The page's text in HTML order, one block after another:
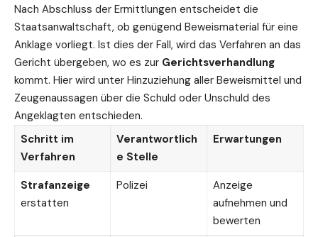
Nach Abschluss der Ermittlungen entscheidet die
Staatsanwaltschaft, ob genügend Beweismaterial für eine
Anklage vorliegt. Ist dies der Fall, wird das Verfahren an das
Gericht übergeben, wo es zur Gerichtsverhandlung
kommt. Hier wird unter Hinzuziehung aller Beweismittel und
Zeugenaussagen über die Schuld oder Unschuld des
Angeklagten entschieden.
Schritt im
Verfahren
Verantwortlich
e Stelle
Erwartungen
Strafanzeige
erstatten
Polizei
Anzeige
aufnehmen und
bewerten